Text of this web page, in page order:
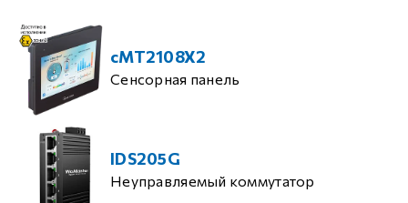
cMT2108X2
Сенсорная панель
IDS205G
Неуправляемый коммутатор